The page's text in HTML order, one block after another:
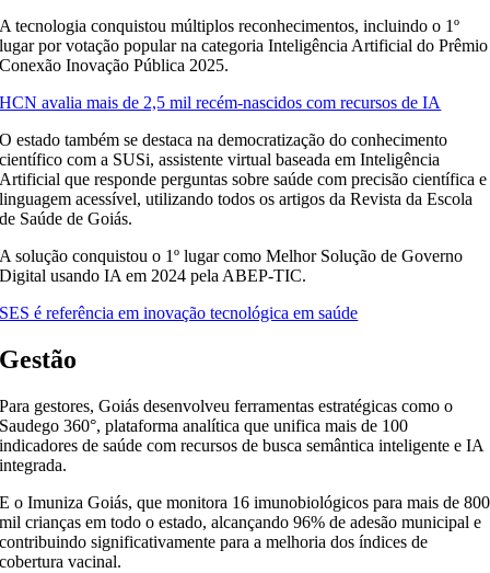
A tecnologia conquistou múltiplos reconhecimentos, incluindo o 1º
lugar por votação popular na categoria Inteligência Artificial do Prêmio
Conexão Inovação Pública 2025.
HCN avalia mais de 2,5 mil recém-nascidos com recursos de IA
O estado também se destaca na democratização do conhecimento
científico com a SUSi, assistente virtual baseada em Inteligência
Artificial que responde perguntas sobre saúde com precisão científica e
linguagem acessível, utilizando todos os artigos da Revista da Escola
de Saúde de Goiás.
A solução conquistou o 1º lugar como Melhor Solução de Governo
Digital usando IA em 2024 pela ABEP-TIC.
SES é referência em inovação tecnológica em saúde
Gestão
Para gestores, Goiás desenvolveu ferramentas estratégicas como o
Saudego 360°, plataforma analítica que unifica mais de 100
indicadores de saúde com recursos de busca semântica inteligente e IA
integrada.
E o Imuniza Goiás, que monitora 16 imunobiológicos para mais de 800
mil crianças em todo o estado, alcançando 96% de adesão municipal e
contribuindo significativamente para a melhoria dos índices de
cobertura vacinal.